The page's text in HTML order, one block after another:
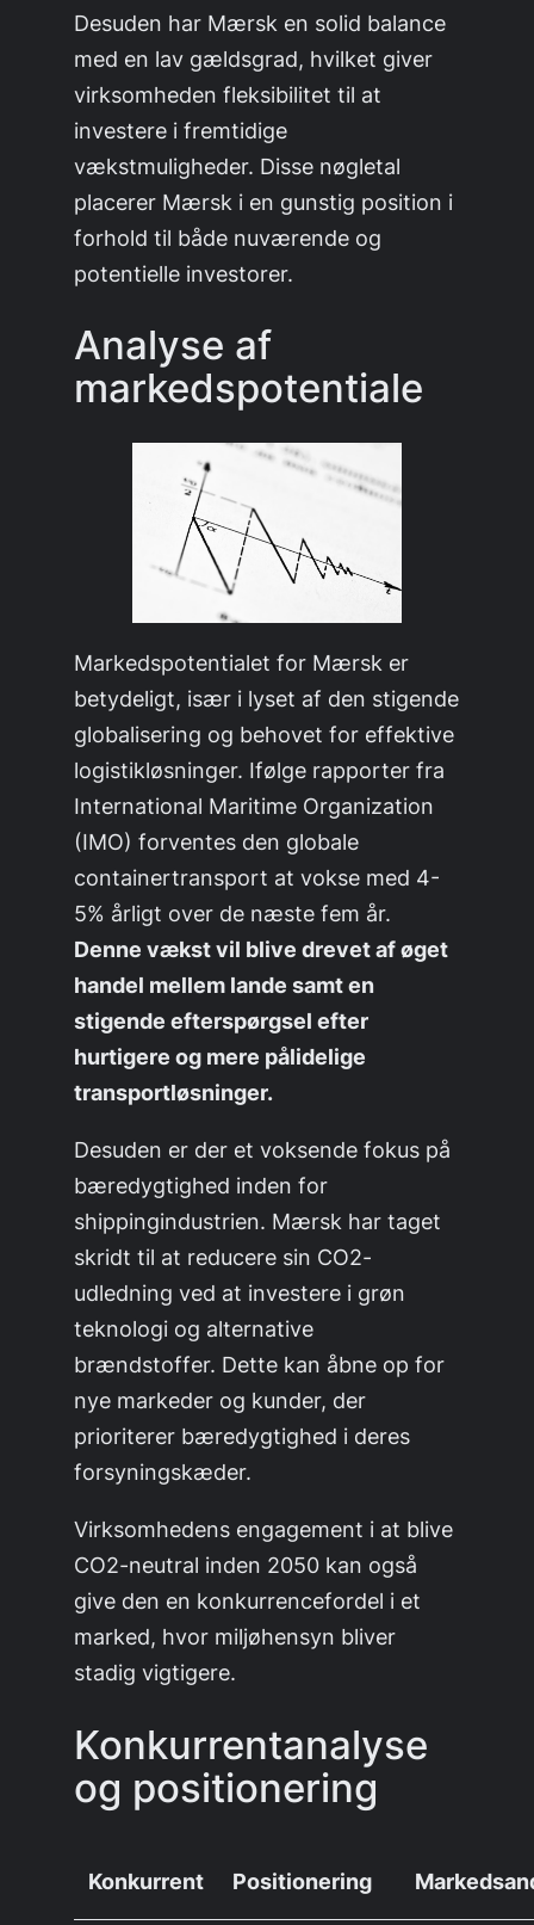
Desuden har Mærsk en solid balance
med en lav gældsgrad, hvilket giver
virksomheden fleksibilitet til at
investere i fremtidige
vækstmuligheder. Disse nøgletal
placerer Mærsk i en gunstig position i
forhold til både nuværende og
potentielle investorer.
Analyse af
markedspotentiale
Markedspotentialet for Mærsk er
betydeligt, især i lyset af den stigende
globalisering og behovet for effektive
logistikløsninger. Ifølge rapporter fra
International Maritime Organization
(IMO) forventes den globale
containertransport at vokse med 4-
5% årligt over de næste fem år.
Denne vækst vil blive drevet af øget
handel mellem lande samt en
stigende efterspørgsel efter
hurtigere og mere pålidelige
transportløsninger.
Desuden er der et voksende fokus på
bæredygtighed inden for
shippingindustrien. Mærsk har taget
skridt til at reducere sin CO2-
udledning ved at investere i grøn
teknologi og alternative
brændstoffer. Dette kan åbne op for
nye markeder og kunder, der
prioriterer bæredygtighed i deres
forsyningskæder.
Virksomhedens engagement i at blive
CO2-neutral inden 2050 kan også
give den en konkurrencefordel i et
marked, hvor miljøhensyn bliver
stadig vigtigere.
Konkurrentanalyse
og positionering
Konkurrent Positionering